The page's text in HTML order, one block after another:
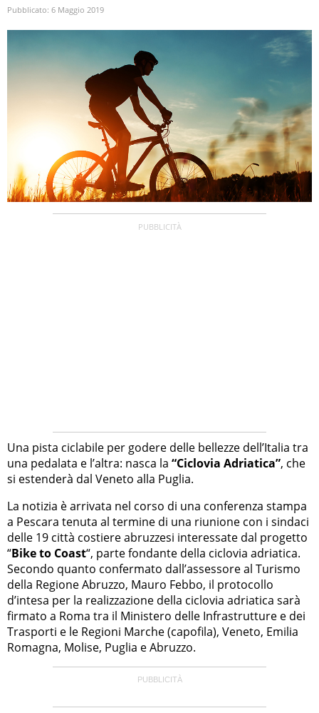
Pubblicato: 6 Maggio 2019
Una pista ciclabile per godere delle bellezze dell’Italia tra
una pedalata e l’altra: nasca la “Ciclovia Adriatica”, che
si estenderà dal Veneto alla Puglia.
La notizia è arrivata nel corso di una conferenza stampa
a Pescara tenuta al termine di una riunione con i sindaci
delle 19 città costiere abruzzesi interessate dal progetto
“Bike to Coast“, parte fondante della ciclovia adriatica.
Secondo quanto confermato dall’assessore al Turismo
della Regione Abruzzo, Mauro Febbo, il protocollo
d’intesa per la realizzazione della ciclovia adriatica sarà
firmato a Roma tra il Ministero delle Infrastrutture e dei
Trasporti e le Regioni Marche (capofila), Veneto, Emilia
Romagna, Molise, Puglia e Abruzzo.